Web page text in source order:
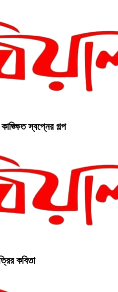
স্বপ্নের গল্প
কবিতা